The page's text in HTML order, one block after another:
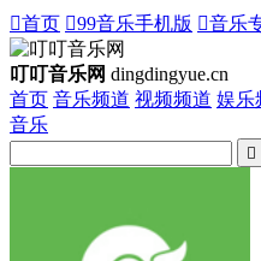
首页 99音乐手机版 音乐
叮叮音乐网 dingdingyue.cn
首页 音乐频道 视频频道 娱乐
音乐
